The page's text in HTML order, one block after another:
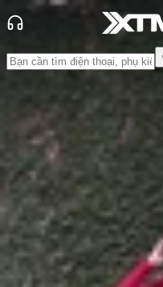
Tin tức
Tư vấn
Tin Mới
Đánh Giá - Trên
mãiThủ thuật Hỏi đáp
hàng - Sự kiện
Top máy tính
tốt, pin trâu,